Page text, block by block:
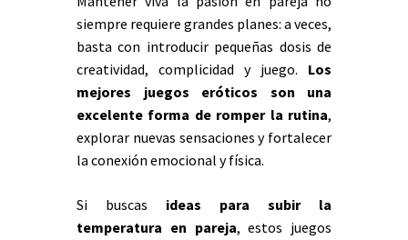
siempre requiere grandes planes: a veces,
basta con introducir pequeñas dosis de
creatividad, complicidad y juego. Los
mejores juegos eróticos
son una
excelente forma de romper la rutina,
explorar nuevas sensaciones y fortalecer
la conexión emocional y física.
Si buscas ideas para subir la
temperatura en pareja, estos juegos